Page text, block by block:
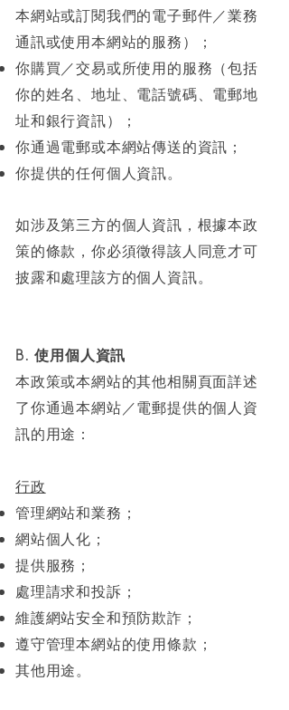
本網站或訂閱我們的電子郵件／業務
通訊或使用本網站的服務）；
你購買／交易或所使用的服務（包括
你的姓名、地址、電話號碼、電郵地
址和銀行資訊）；
你通過電郵或本網站傳送的資訊；
你提供的任何個人資訊。
如涉及第三方的個人資訊，根據本政
策的條款，你必須徵得該人同意才可
披露和處理該方的個人資訊。
B. 使用個人資訊
本政策或本網站的其他相關頁面詳述
了你通過本網站／電郵提供的個人資
訊的用途：
行政
管理網站和業務；
網站個人化；
提供服務；
處理請求和投訴；
維護網站安全和預防欺詐；
遵守管理本網站的使用條款；
其他用途。